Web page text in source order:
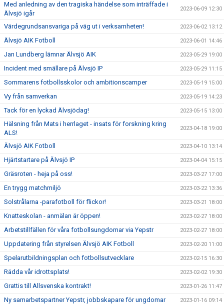
Med anledning av den tragiska händelse som inträffade i
Älvsjö igår
2023-06-09 12:30
Värdegrundsansvariga på väg ut i verksamheten! 2023-06-02 13:12
Älvsjö AIK Fotboll 2023-06-01 14:46
Jan Lundberg lämnar Älvsjö AIK 2023-05-29 19:00
Incident med smällare på Älvsjö IP 2023-05-29 11:15
Sommarens fotbollsskolor och ambitionscamper 2023-05-19 15:00
Vy från samverkan 2023-05-19 14:23
Tack för en lyckad Älvsjödag! 2023-05-15 13:00
Hälsning från Mats i herrlaget - insats för forskning kring
ALS!
2023-04-18 19:00
Älvsjö AIK Fotboll 2023-04-10 13:14
Hjärtstartare på Älvsjö IP 2023-04-04 15:15
Gräsroten - heja på oss! 2023-03-27 17:00
En trygg matchmiljö 2023-03-22 13:36
Solstrålarna -parafotboll för flickor! 2023-03-21 18:00
Knatteskolan - anmälan är öppen! 2023-02-27 18:00
Arbetstillfällen för våra fotbollsungdomar via Yepstr 2023-02-27 18:00
Uppdatering från styrelsen Älvsjö AIK Fotboll 2023-02-20 11:00
Spelarutbildningsplan och fotbollsutvecklare 2023-02-15 16:30
Rädda vår idrottsplats! 2023-02-02 19:30
Grattis till Allsvenska kontrakt! 2023-01-26 11:47
Ny samarbetspartner Yepstr, jobbskapare för ungdomar 2023-01-16 09:14